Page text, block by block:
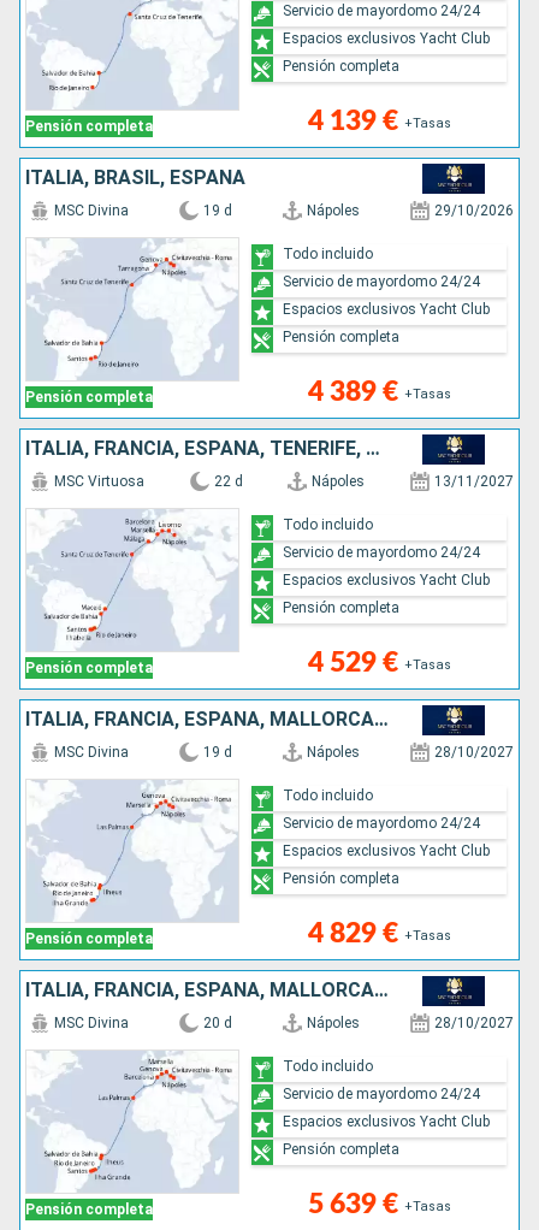
Pensión completa 4 139 € +Tasas
Servicio de mayordomo 24/24
Espacios exclusivos Yacht Club
Pensión completa
ITALIA, BRASIL, ESPAÑA
Pensión completa
MSC Divina 19 d Nápoles 29/10/2026
4 389 € +Tasas
Todo incluido
Servicio de mayordomo 24/24
Espacios exclusivos Yacht Club
Pensión completa
ITALIA, FRANCIA, ESPAÑA, TENERIFE, BRASIL
Pensión completa
MSC Virtuosa 22 d Nápoles 13/11/2027
4 529 € +Tasas
Todo incluido
Servicio de mayordomo 24/24
Espacios exclusivos Yacht Club
Pensión completa
ITALIA, FRANCIA, ESPAÑA, MALLORCA, BRASIL
Pensión completa
MSC Divina 19 d Nápoles 28/10/2027
4 829 € +Tasas
Todo incluido
Servicio de mayordomo 24/24
Espacios exclusivos Yacht Club
Pensión completa
ITALIA, FRANCIA, ESPAÑA, MALLORCA, BRASIL
Pensión completa
MSC Divina 20 d Nápoles 28/10/2027
5 639 € +Tasas
Todo incluido
Servicio de mayordomo 24/24
Espacios exclusivos Yacht Club
Pensión completa